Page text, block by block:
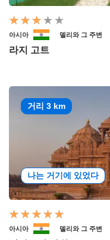
아시아 델리와 그 주변
라지 고트
거리 3 km
나는 거기에 있었다
아시아 델리와 그 주변